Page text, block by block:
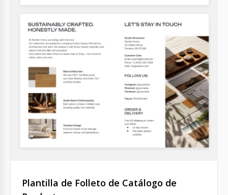
Plantilla de Folleto de Catálogo de